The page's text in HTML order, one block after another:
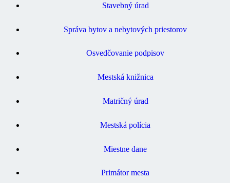
Stavebný úrad
Správa bytov a nebytových priestorov
Osvedčovanie podpisov
Mestská knižnica
Matričný úrad
Mestská polícia
Miestne dane
Primátor mesta